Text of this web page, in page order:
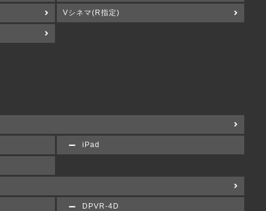
Vシネマ(R指定)
iPad
DPVR-4D